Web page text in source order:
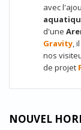
avec
d'une
Gravity,
nos
de projet
NOUVEL